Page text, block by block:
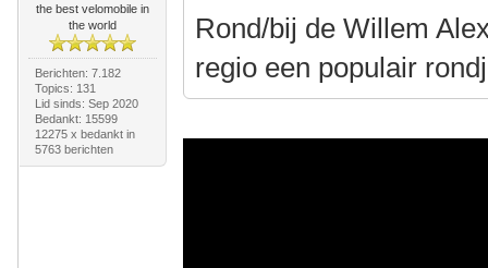
the best velomobile in
the world
Berichten: 7.182
Topics: 131
Lid sinds: Sep 2020
Bedankt: 15599
12275 x bedankt in
5763 berichten
Rond/bij de Willem
regio een populair